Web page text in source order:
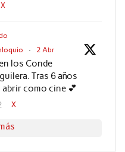
X
· 2 Abr
los Conde
Tras 6 años
como cine 💕
X